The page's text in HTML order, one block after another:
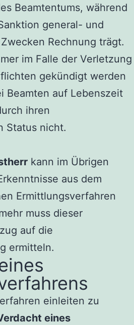
Beamtentums, während
general- und
Rechnung trägt.
im Falle der Verletzung
gekündigt werden
Beamten auf Lebenszeit
ihren
Status nicht.
kann im Übrigen
aus dem
Ermittlungsverfahren
muss dieser
auf die
ermitteln.
einleiten zu
eines